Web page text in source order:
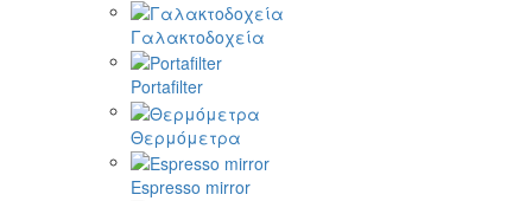
Γαλακτοδοχεία
Portafilter
Θερμόμετρα
Espresso mirror